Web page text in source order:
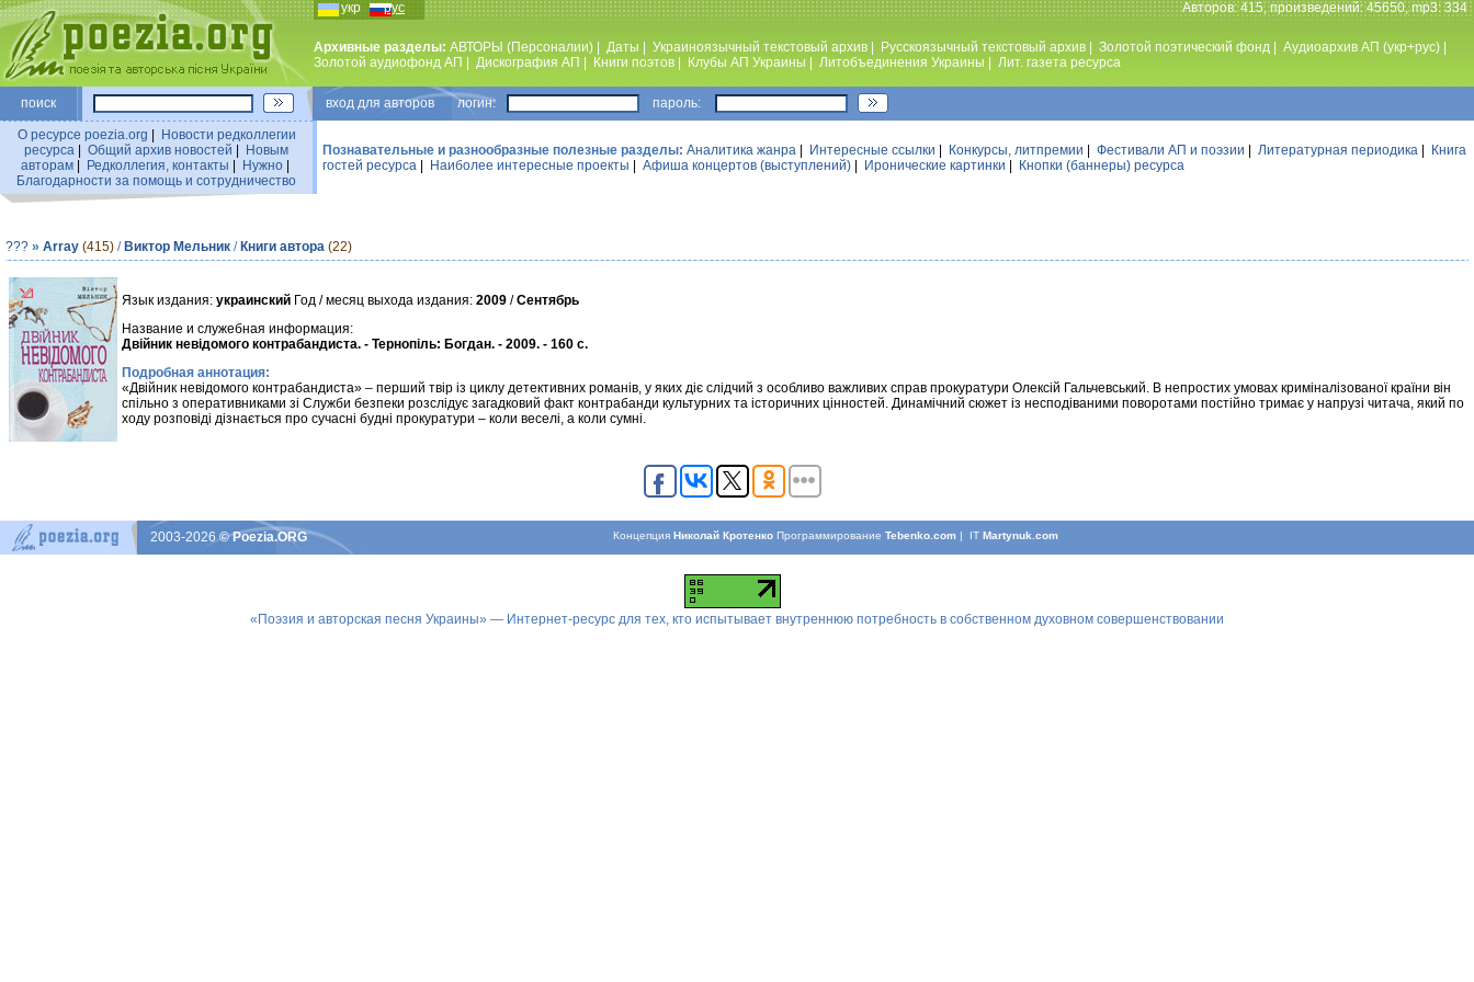
укр рус Авторов: 415, произведений: 45650, mp3: 334
Архивные разделы: АВТОРЫ (Персоналии) Даты Украиноязычный текстовый архив Русскоязычный текстовый архив Золотой поэтический фонд Аудиоархив АП (укр+рус)
Золотой аудиофонд АП
Дискография АП Книги поэтов Клубы АП Украины Литобъединения Украины Лит. газета ресурса
поиск вход для авторов логин: пароль:
О ресурсе poezia.org
Новости редколлегии
ресурса
Общий архив новостей
Новым
авторам| Редколлегия, контакты Нужно|
Благодарности за помощь и сотрудничество
Познавательные и разнообразные полезные разделы: Аналитика жанра Интересные ссылки Конкурсы, литпремии Фестивали АП и поэзии Литературная периодика
Книга
гостей ресурса
Наиболее интересные проекты Афиша концертов (выступлений) Иронические картинки Кнопки (баннеры) ресурса
??? » Array (415) / Виктор Мельник / Книги автора (22)
Язык издания: украинский Год / месяц выхода издания: 2009 /Сентябрь
Название и служебная информация:
Двійник невідомого контрабандиста. - Тернопіль: Богдан. - 2009. - 160 с.
Подробная аннотация:
«Двійник невідомого контрабандиста» – перший твір із циклу детективних романів, у яких діє слідчий з особливо важливих справ прокуратури Олексій Гальчевський. В непростих умовах криміналізованої країни він
спільно з оперативниками зі Служби безпеки розслідує загадковий факт контрабанди культурних та історичних цінностей. Динамічний сюжет із несподіваними поворотами постійно тримає у напрузі читача, який по
ходу розповіді дізнається про сучасні будні прокуратури – коли веселі, а коли сумні.
КонцепцияНиколай Кротенко ПрограммированиеTebenko.com | ITMartynuk.com
2003-2026© Poezia.ORG
«Поэзия и авторская песня Украины» — Интернет-ресурс для тех, кто испытывает внутреннюю потребность в собственном духовном совершенствовании